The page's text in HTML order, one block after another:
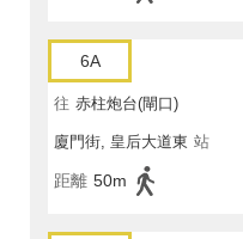
6A
往 赤柱炮台(閘口)
廈門街, 皇后大道東 站
距離 50m